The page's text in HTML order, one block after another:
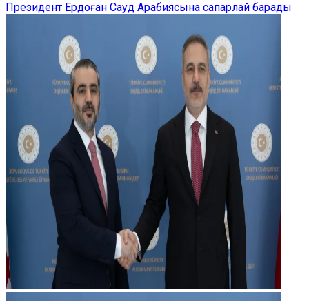
Президент Ердоған Сауд Арабиясына сапарлай барады